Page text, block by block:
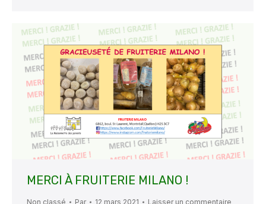
MERCI À FRUITERIE MILANO !
Non classé Par 12 mars 2021 Laisser un commentaire